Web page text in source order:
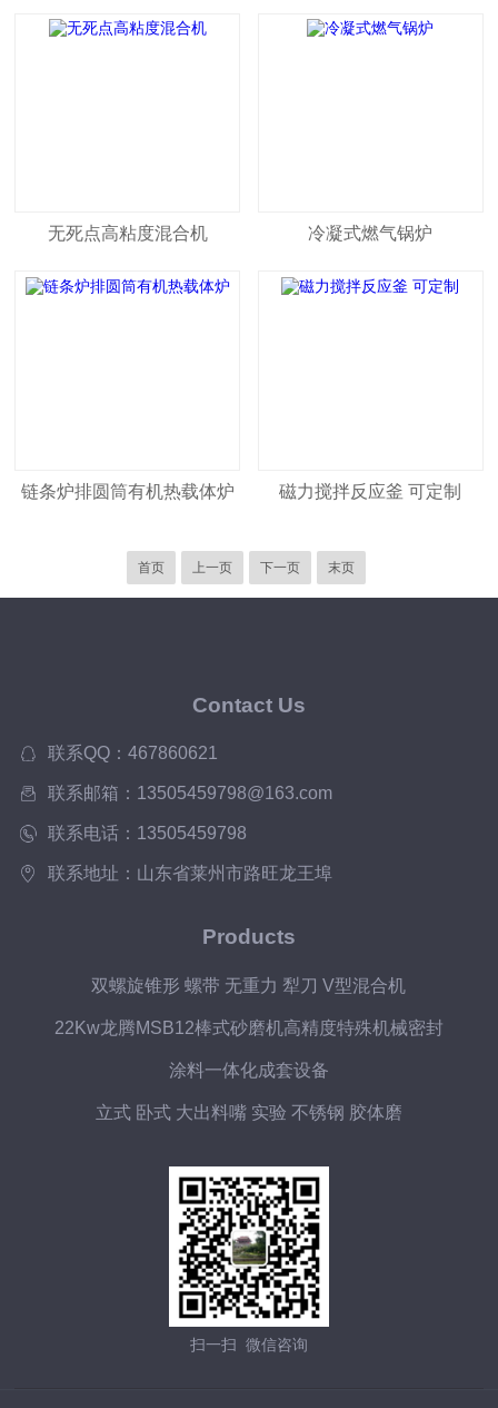
无死点高粘度混合机 冷凝式燃气锅炉
链条炉排圆筒有机热载体炉 磁力搅拌反应釜 可定制
首页 上一页 下一页 末页
Contact Us
联系QQ：467860621
联系邮箱：13505459798@163.com
联系电话：13505459798
联系地址：山东省莱州市路旺龙王埠
Products
双螺旋锥形 螺带 无重力 犁刀 V型混合机
22Kw龙腾MSB12棒式砂磨机高精度特殊机械密封
涂料一体化成套设备
立式 卧式 大出料嘴 实验 不锈钢 胶体磨
扫一扫 微信咨询